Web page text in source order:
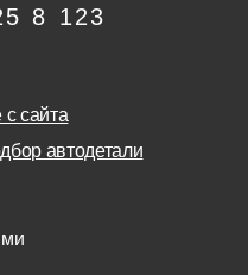
8 123
сайта
автодетали